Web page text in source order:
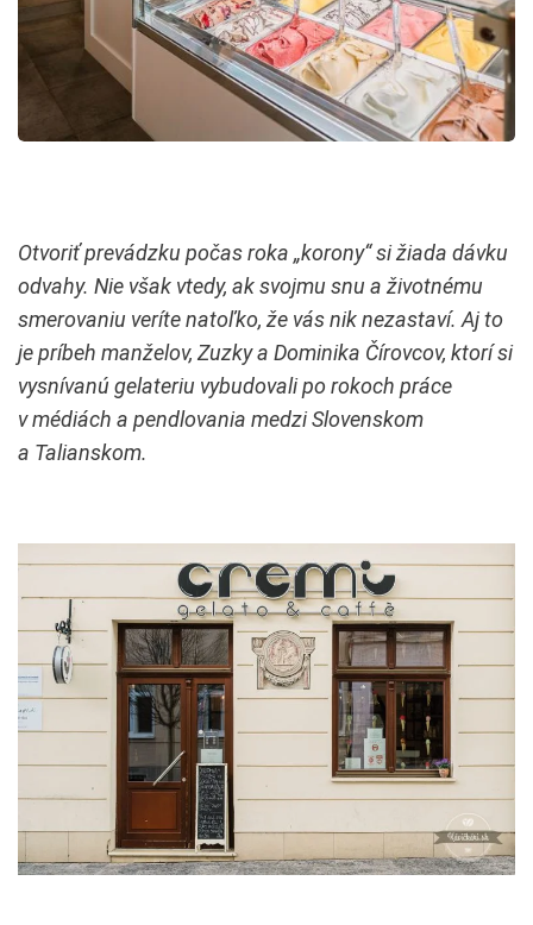
Otvoriť prevádzku počas roka „korony“ si žiada dávku
odvahy. Nie však vtedy, ak svojmu snu a životnému
smerovaniu veríte natoľko, že vás nik nezastaví. Aj to
je príbeh manželov, Zuzky a Dominika Čírovcov, ktorí si
vysnívanú gelateriu vybudovali po rokoch práce
v médiách a pendlovania medzi Slovenskom
a Talianskom.